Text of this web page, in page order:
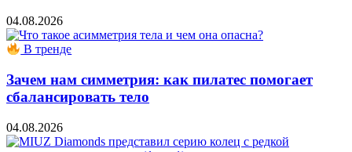
04.08.2026
В тренде
Зачем нам симметрия: как пилатес помогает
сбалансировать тело
04.08.2026